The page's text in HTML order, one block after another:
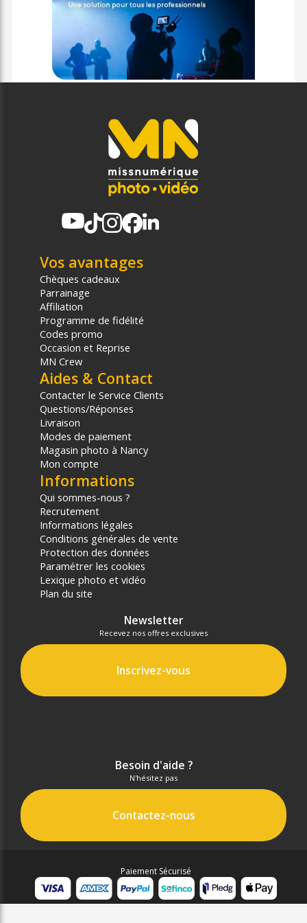
Vos avantages
Chèques cadeaux
Parrainage
Affiliation
Programme de fidélité
Codes promo
Occasion et Reprise
MN Crew
Aides & Contact
Contacter le Service Clients
Questions/Réponses
Livraison
Modes de paiement
Magasin photo à Nancy
Mon compte
Informations
Qui sommes-nous ?
Recrutement
Informations légales
Conditions générales de vente
Protection des données
Paramétrer les cookies
Lexique photo et vidéo
Plan du site
Newsletter
Recevez nos offres exclusives
Inscrivez-vous
Besoin d'aide ?
N'hésitez pas
Contactez-nous
Paiement Sécurisé